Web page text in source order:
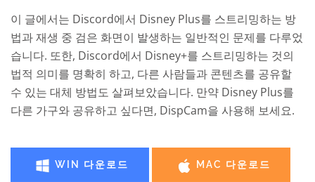
이 글에서는 Discord에서 Disney Plus를 스트리밍하는 방
법과 재생 중 검은 화면이 발생하는 일반적인 문제를 다루었
습니다. 또한, Discord에서 Disney+를 스트리밍하는 것의
법적 의미를 명확히 하고, 다른 사람들과 콘텐츠를 공유할
수 있는 대체 방법도 살펴보았습니다. 만약 Disney Plus를
다른 가구와 공유하고 싶다면, DispCam을 사용해 보세요.
WIN 다운로드 MAC 다운로드